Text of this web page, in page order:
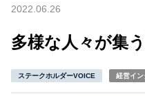
2022.06.26
多様な人々が集
ステークホルダーVOICE 経営イ